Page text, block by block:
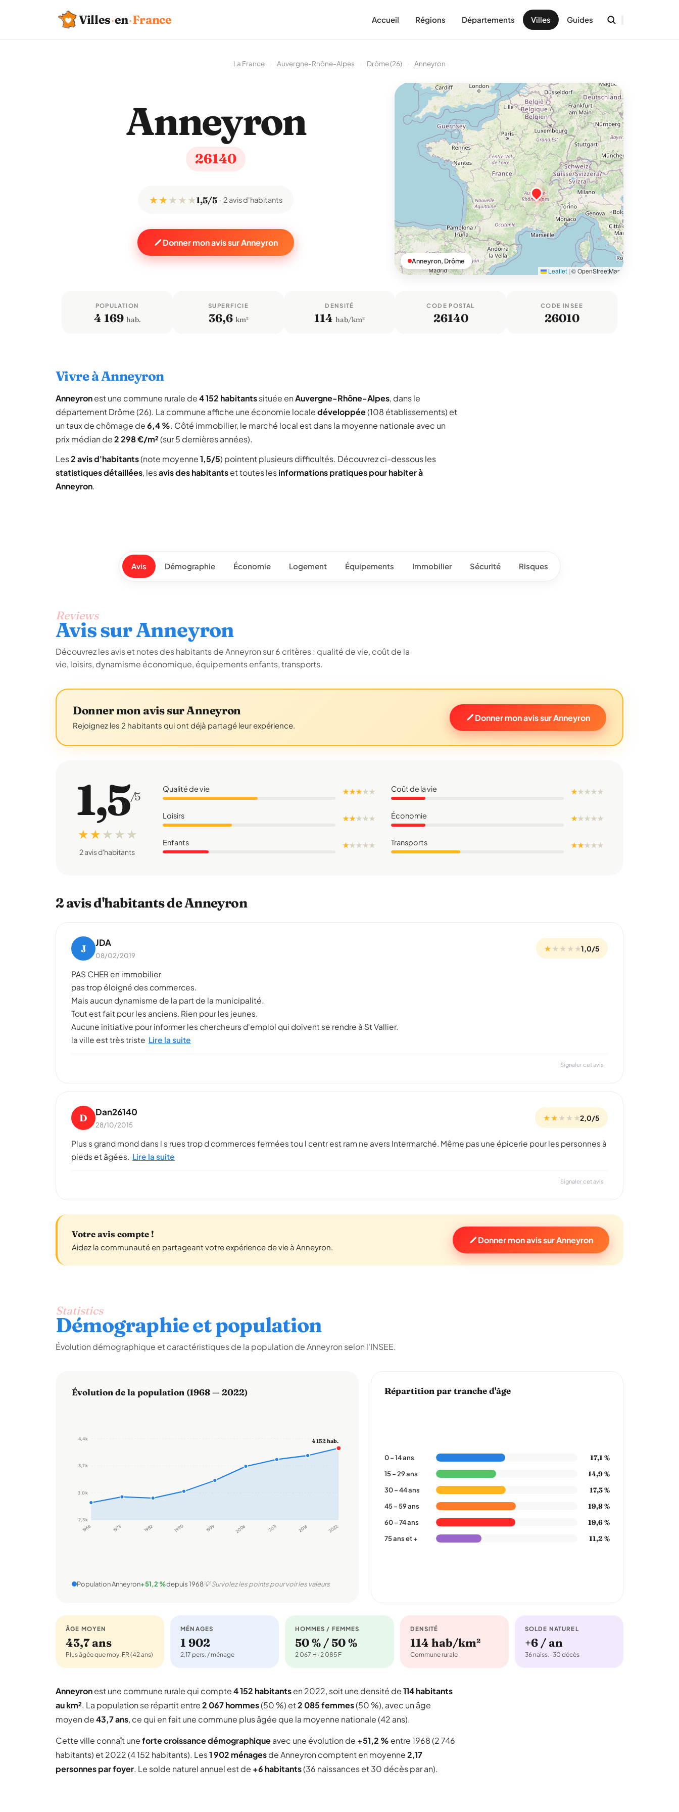
Villes·en·France Accueil Régions Départements Villes Guides
La France Auvergne-Rhône-Alpes Drôme (26) Anneyron
Anneyron
26140
★ ★★ ★ ★1,5/5 2 avis d'habitants
Donner mon avis sur Anneyron
Leaflet | © OpenStreetMap
Anneyron, Drôme
POPULATION
4 169 hab.
SUPERFICIE
36,6 km²
DENSITÉ
114 hab/km²
CODE POSTAL
26140
CODE INSEE
26010
Vivre à Anneyron
Anneyronest une commune rurale de4 152 habitantssituée enAuvergne-Rhône-Alpes, dans le
département Drôme (26). La commune affiche une économie localedéveloppée(108 établissements) et
un taux de chômage de6,4 %. Côté immobilier, le marché local est dans la moyenne nationale avec un
prix médian de2 298 €/m²(sur 5 dernières années).
Les2 avis d'habitants(note moyenne1,5/5) pointent plusieurs difficultés. Découvrez ci-dessous les
statistiques détaillées, lesavis des habitantset toutes lesinformations pratiques pour habiter à
Anneyron.
Avis Démographie Économie Logement Équipements Immobilier Sécurité Risques
Reviews
Avis sur Anneyron
Découvrez les avis et notes des habitants de Anneyron sur 6 critères : qualité de vie, coût de la
vie, loisirs, dynamisme économique, équipements enfants, transports.
Donner mon avis sur Anneyron
Rejoignez les 2 habitants qui ont déjà partagé leur expérience.
Donner mon avis sur Anneyron
1,5/5
★ ★ ★ ★ ★
2 avis d'habitants
Qualité de vie ★ ★ ★★★ Coût de la vie ★★★★★
Loisirs ★ ★★★★ Économie ★★★★★
Enfants ★★★★★ Transports ★ ★★★★
2 avis d'habitants de Anneyron
J JDA
08/02/2019
★★ ★ ★ ★1,0/5
PAS CHER en immobilier
pas trop éloigné des commerces.
Mais aucun dynamisme de la part de la municipalité.
Tout est fait pour les anciens. Rien pour les jeunes.
Aucune initiative pour informer les chercheurs d'emplol qui doivent se rendre à St Vallier.
la ville est très triste Lire la suite
Signaler cet avis
D Dan26140
28/10/2015
★ ★★ ★ ★2,0/5
Plus s grand mond dans l s rues trop d commerces fermées tou l centr est ram ne avers Intermarché. Même pas une épicerie pour les personnes à
pieds et âgées. Lire la suite
Signaler cet avis
Votre avis compte !
Aidez la communauté en partageant votre expérience de vie à Anneyron.
Donner mon avis sur Anneyron
Statistics
Démographie et population
Évolution démographique et caractéristiques de la population de Anneyron selon l'INSEE.
Évolution de la population (1968 — 2022)
2,3 k
3,0 k
3,7 k
4,4 k
1968 1975 1982 1990 1999 2006 2011 2016 2022
4 152 hab.
Population Anneyron+51,2 %depuis 1968💡 Survolez les points pour voir les valeurs
Répartition par tranche d'âge
0 – 14 ans 17,1 %
15 – 29 ans 14,9 %
30 – 44 ans 17,3 %
45 – 59 ans 19,8 %
60 – 74 ans 19,6 %
75 ans et + 11,2 %
ÂGE MOYEN
43,7 ans
Plus âgée que moy. FR (42 ans)
MÉNAGES
1 902
2,17 pers. / ménage
HOMMES / FEMMES
50 % / 50 %
2 067 H · 2 085 F
DENSITÉ
114 hab/km²
Commune rurale
SOLDE NATUREL
+6 / an
36 naiss. · 30 décès
Anneyronest une commune rurale qui compte4 152 habitantsen 2022, soit une densité de114 habitants
au km². La population se répartit entre2 067 hommes(50 %) et2 085 femmes(50 %), avec un âge
moyen de43,7 ans, ce qui en fait une commune plus âgée que la moyenne nationale (42 ans).
Cette ville connaît uneforte croissance démographiqueavec une évolution de +51,2 % entre 1968 (2 746
habitants) et 2022 (4 152 habitants). Les1 902 ménagesde Anneyron comptent en moyenne2,17
personnes par foyer. Le solde naturel annuel est de +6 habitants(36 naissances et 30 décès par an).